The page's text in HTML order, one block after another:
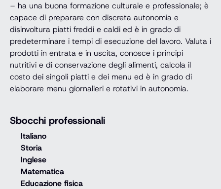
– ha una buona formazione culturale e professionale; è
capace di preparare con discreta autonomia e
disinvoltura piatti freddi e caldi ed è in grado di
predeterminare i tempi di esecuzione del lavoro. Valuta i
prodotti in entrata e in uscita, conosce i principi
nutritivi e di conservazione degli alimenti, calcola il
costo dei singoli piatti e dei menu ed è in grado di
elaborare menu giornalieri e rotativi in autonomia.
Sbocchi professionali
Italiano
Storia
Inglese
Matematica
Educazione fisica